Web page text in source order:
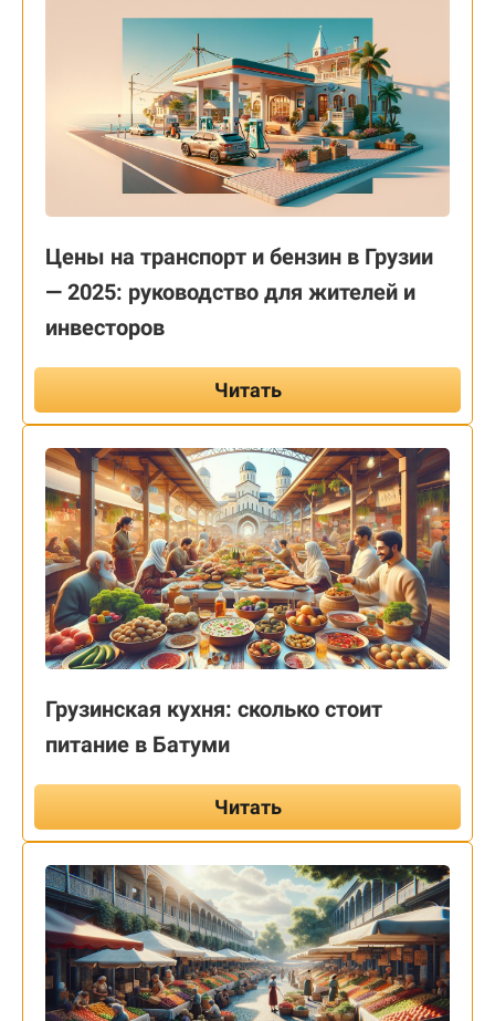
Цены на транспорт и бензин в Грузии
— 2025: руководство для жителей и
инвесторов
Читать
Грузинская кухня: сколько стоит
питание в Батуми
Читать